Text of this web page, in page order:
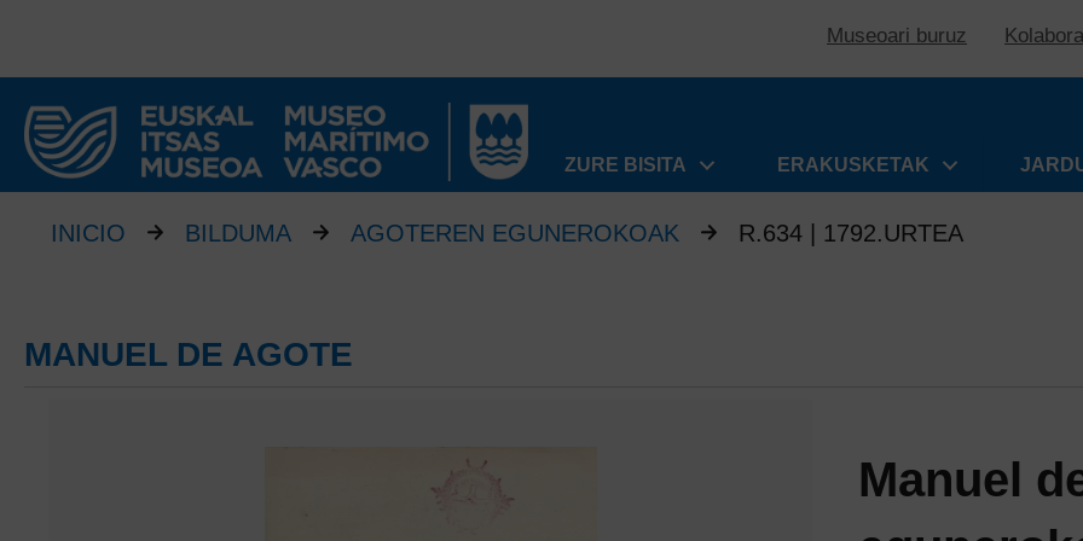
Museoari buruz
ZURE BISITA
ERAKUSKETAK
INICIO BILDUMA AGOTEREN EGUNEROKOAK R.634 | 1792.URTEA
MANUEL DE AGOTE
Manuel